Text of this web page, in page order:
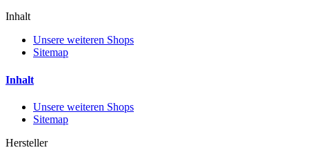
Inhalt
Unsere weiteren Shops
Sitemap
Inhalt
Unsere weiteren Shops
Sitemap
Hersteller